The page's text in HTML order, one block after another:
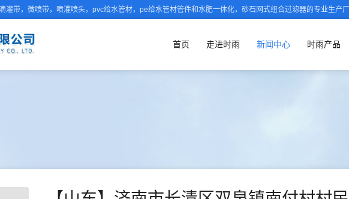
灌带，微喷带，喷灌喷头，pvc给水管材，pe给水管材管件和水肥一体化，砂石网式组合过滤器的专业生产
首页 走进时雨 新闻中心 时雨产品